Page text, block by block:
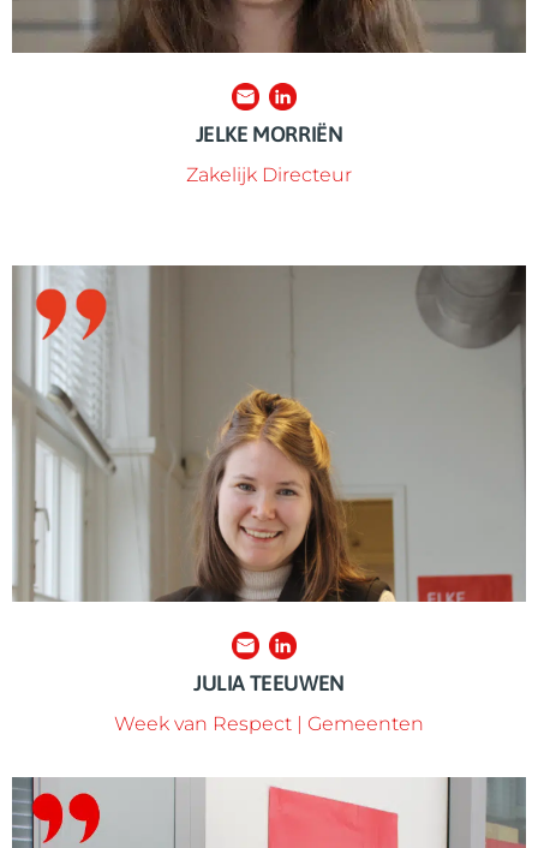
JELKE MORRIËN
Zakelijk Directeur
RespectGemeenten zijn een van de belangrijkste
samenwerkingspartners tijdens de Week van Respect.
Deze worden van a tot z begeleid en geïnspireerd door
Julia. Het persoonlijke contact met de gemeenten staat bij
zowel Julia zelf als REF hoog in het vaandel. Wil je
aanhaken of bijdragen aan de Week van Respect?
Schroom dan niet om contact met haar op te nemen!
JULIA TEEUWEN
Week van Respect | Gemeenten